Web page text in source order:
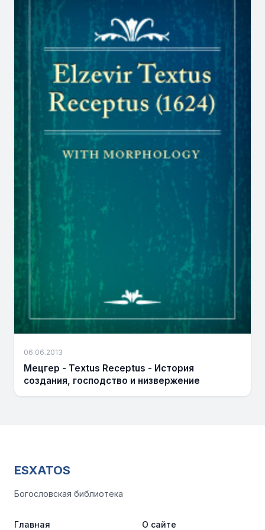
06.06.2013
Мецгер - Textus Receptus - История
создания, господство и низвержение
ESXATOS
Богословская библиотека
Главная
О сайте